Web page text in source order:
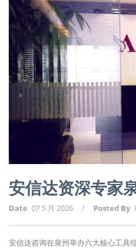
安信达资深专家
Date 07 5 月 2026 / Posted By
安信达咨询在泉州举办六大核心工具